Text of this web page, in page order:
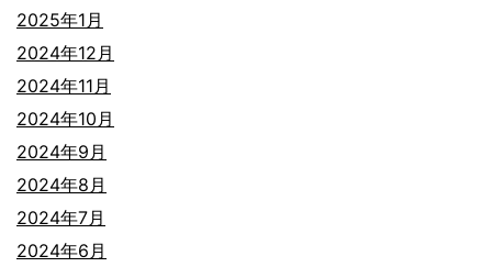
2025年1月
2024年12月
2024年11月
2024年10月
2024年9月
2024年8月
2024年7月
2024年6月